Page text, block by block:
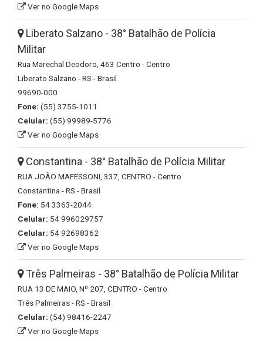
Ver no Google Maps
Liberato Salzano - 38° Batalhão de Polícia
Militar
Rua Marechal Deodoro, 463 Centro - Centro
Liberato Salzano - RS - Brasil
99690-000
Fone: (55) 3755-1011
Celular: (55) 99989-5776
Ver no Google Maps
Constantina - 38° Batalhão de Polícia Militar
RUA JOÃO MAFESSONI, 337, CENTRO - Centro
Constantina - RS - Brasil
Fone: 54 3363-2044
Celular: 54 996029757
Celular: 54 92698362
Ver no Google Maps
Três Palmeiras - 38° Batalhão de Polícia Militar
RUA 13 DE MAIO, Nº 207, CENTRO - Centro
Três Palmeiras - RS - Brasil
Celular: (54) 98416-2247
Ver no Google Maps